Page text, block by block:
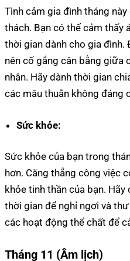
Tình cảm gia đình tháng
thách. Bạn có thể cảm thấy
thời gian dành cho gia đình.
nên cố gắng cân bằng giữa
nhân. Hãy dành thời gian
các mâu thuẫn không đáng
Sức khỏe:
Sức khỏe của bạn trong
hơn. Căng thẳng công việc
khỏe tinh thần của bạn.
thời gian để nghỉ ngơi và
các hoạt động thể chất để
Tháng 11 (Âm lịch)